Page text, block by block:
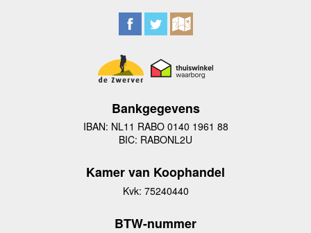
Bankgegevens
IBAN: NL11 RABO 0140 1961 88
BIC: RABONL2U
Kamer van Koophandel
Kvk: 75240440
BTW-nummer